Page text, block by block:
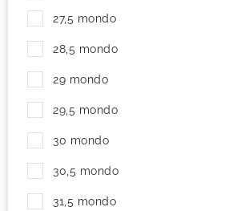
27,5 mondo
28,5 mondo
29 mondo
29,5 mondo
30 mondo
30,5 mondo
31,5 mondo